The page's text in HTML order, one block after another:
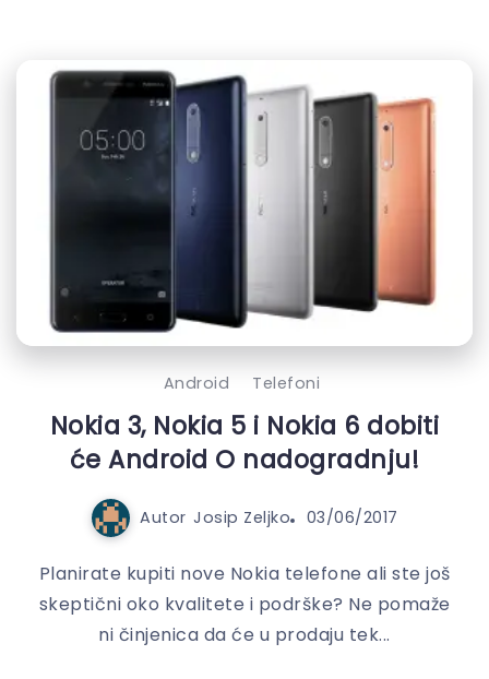
Android Telefoni
Nokia 3, Nokia 5 i Nokia 6 dobiti
će Android O nadogradnju!
Autor Josip Zeljko 03/06/2017
Planirate kupiti nove Nokia telefone ali ste još
skeptični oko kvalitete i podrške? Ne pomaže
ni činjenica da će u prodaju tek...